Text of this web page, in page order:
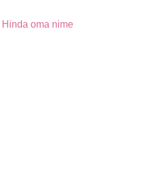
Hinda oma nime